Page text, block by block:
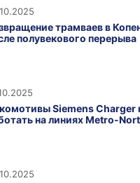
трамваев в
полувекового перерыва
Siemens Charger
на линиях Metro-